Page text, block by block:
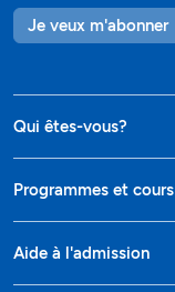
Je veux m'abonner
Qui êtes-vous?
Programmes et cours
Aide à l'admission